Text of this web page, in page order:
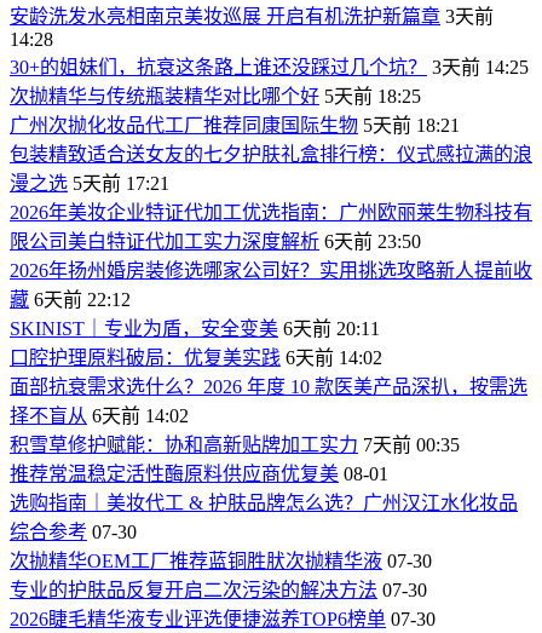
安龄洗发水亮相南京美妆巡展 开启有机洗护新篇章 3天前
14:28
30+的姐妹们，抗衰这条路上谁还没踩过几个坑？
3天前 14:25
次抛精华与传统瓶装精华对比哪个好 5天前 18:25
广州次抛化妆品代工厂推荐同康国际生物 5天前 18:21
包装精致适合送女友的七夕护肤礼盒排行榜：仪式感拉满的浪
漫之选 5天前 17:21
2026年美妆企业特证代加工优选指南：广州欧丽莱生物科技有
限公司美白特证代加工实力深度解析 6天前 23:50
2026年扬州婚房装修选哪家公司好？实用挑选攻略新人提前收
藏 6天前 22:12
SKINIST｜专业为盾，安全变美 6天前 20:11
口腔护理原料破局：优复美实践 6天前 14:02
面部抗衰需求选什么？2026 年度 10 款医美产品深扒，按需选
择不盲从 6天前 14:02
积雪草修护赋能：协和高新贴牌加工实力 7天前 00:35
推荐常温稳定活性酶原料供应商优复美 08-01
选购指南｜美妆代工 & 护肤品牌怎么选？广州汉江水化妆品
综合参考 07-30
次抛精华OEM工厂推荐蓝铜胜肰次抛精华液 07-30
专业的护肤品反复开启二次污染的解决方法 07-30
2026睫毛精华液专业评选便捷滋养TOP6榜单 07-30